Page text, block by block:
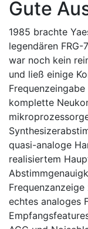
Gute
1985 brachte
legendären
war noch kein
und ließ einige
komplette
quasi-analoge
realisiertem
Frequenzanzeige
echtes analoges